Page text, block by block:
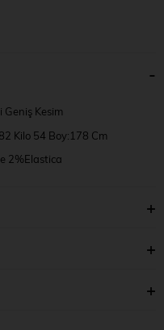
Geniş Kesim
Kilo 54 Boy:178 Cm
2%Elastica